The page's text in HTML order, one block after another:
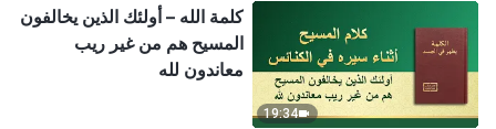
19:34
كلمة الله – أولئك الذين يخالفون
المسيح هم من غير ريب
معاندون لله